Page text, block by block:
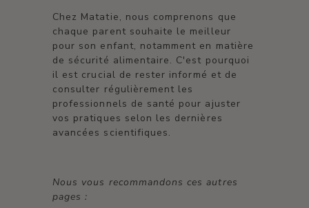
Chez Matatie, nous comprenons que
chaque parent souhaite le meilleur
pour son enfant, notamment en matière
de sécurité alimentaire. C'est pourquoi
il est crucial de rester informé et de
consulter régulièrement les
professionnels de santé pour ajuster
vos pratiques selon les dernières
avancées scientifiques.
Nous vous recommandons ces autres
pages :